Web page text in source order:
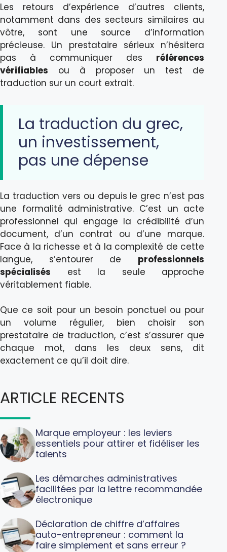
Les retours d’expérience d’autres clients,
notamment dans des secteurs similaires au
vôtre, sont une source d’information
précieuse. Un prestataire sérieux n’hésitera
pas à communiquer des références
vérifiables ou à proposer un test de
traduction sur un court extrait.
La traduction du grec,
un investissement,
pas une dépense
La traduction vers ou depuis le grec n’est pas
une formalité administrative. C’est un acte
professionnel qui engage la crédibilité d’un
document, d’un contrat ou d’une marque.
Face à la richesse et à la complexité de cette
langue, s’entourer de professionnels
spécialisés est la seule approche
véritablement fiable.
Que ce soit pour un besoin ponctuel ou pour
un volume régulier, bien choisir son
prestataire de traduction, c’est s’assurer que
chaque mot, dans les deux sens, dit
exactement ce qu’il doit dire.
ARTICLE RECENTS
Marque employeur : les leviers
essentiels pour attirer et fidéliser les
talents
Les démarches administratives
facilitées par la lettre recommandée
électronique
Déclaration de chiffre d’affaires
auto-entrepreneur : comment la
faire simplement et sans erreur ?